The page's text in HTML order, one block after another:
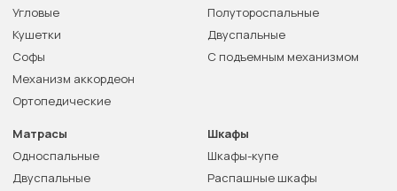
Угловые
Кушетки
Софы
Механизм аккордеон
Ортопедические
Полутороспальные
Двуспальные
С подъемным механизмом
Матрасы
Односпальные
Двуспальные
Шкафы
Шкафы-купе
Распашные шкафы